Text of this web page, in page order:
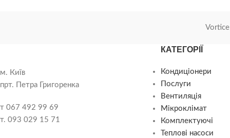
Vortice
м. Київ
прт. Петра Григоренка
т 067 492 99 69
т. 093 029 15 71
КАТЕГОРІЇ
Кондиціонери
Послуги
Вентиляція
Мікроклімат
Комплектуючі
Теплові насоси